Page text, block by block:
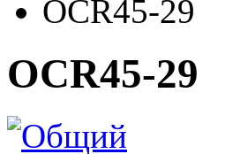
OCR45-29
OCR45-29